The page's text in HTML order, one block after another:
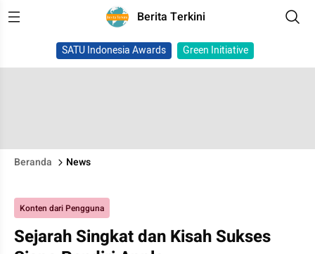
Berita Terkini
SATU Indonesia Awards Green Initiative
Beranda News
Konten dari Pengguna
Sejarah Singkat dan Kisah Sukses